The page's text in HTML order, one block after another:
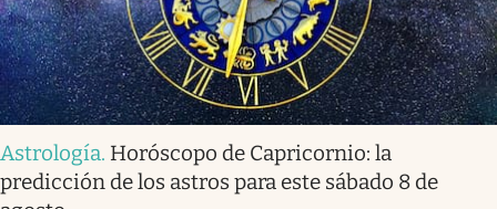
Astrología. Horóscopo de Capricornio: la
predicción de los astros para este sábado 8 de